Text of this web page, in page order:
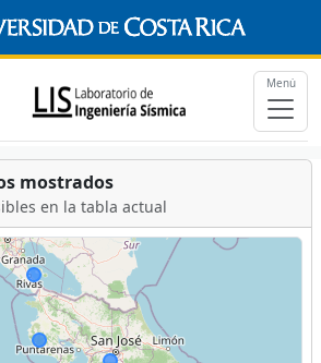
Menú
mostrados
en la tabla actual